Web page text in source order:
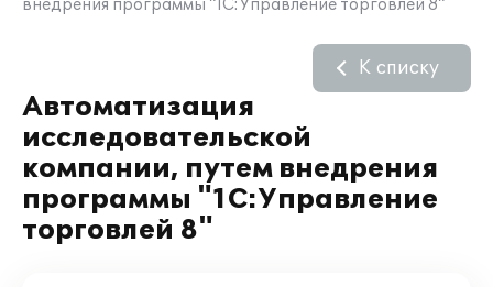
внедрения программы "1С:Управление торговлей 8"
Автоматизация
исследовательской
компании, путем внедрения
программы "1С:Управление
торговлей 8"
К списку